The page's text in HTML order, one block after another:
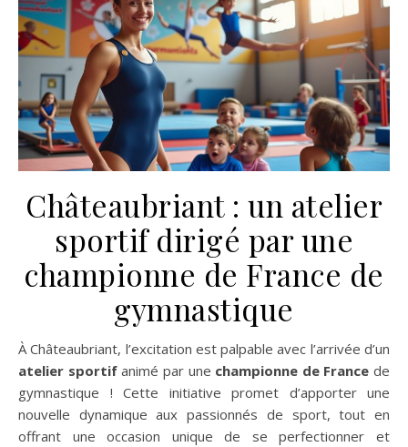
Châteaubriant : un atelier
sportif dirigé par une
championne de France de
gymnastique
À Châteaubriant, l’excitation est palpable avec l’arrivée d’un
atelier sportifanimé par une championne de France de
gymnastique ! Cette initiative promet d’apporter une
nouvelle dynamique aux passionnés de sport, tout en
offrant une occasion unique de se perfectionner et